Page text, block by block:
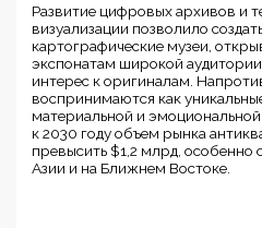
Развитие цифровых архивов и
визуализации позволило
картографические музеи,
экспонатам широкой
интерес к оригиналам.
воспринимаются как
материальной и
к 2030 году объем рынка
превысить $1,2 млрд, особенно
Азии и на Ближнем Востоке.